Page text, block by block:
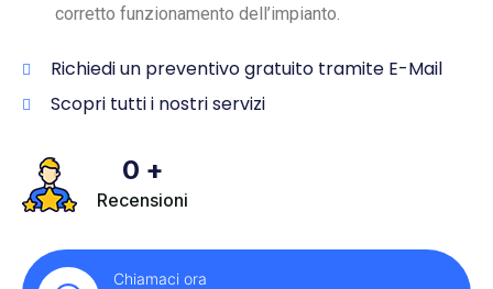
corretto funzionamento dell’impianto.
Richiedi un preventivo gratuito tramite E-Mail
Scopri tutti i nostri servizi
0 +
Recensioni
Chiamaci ora